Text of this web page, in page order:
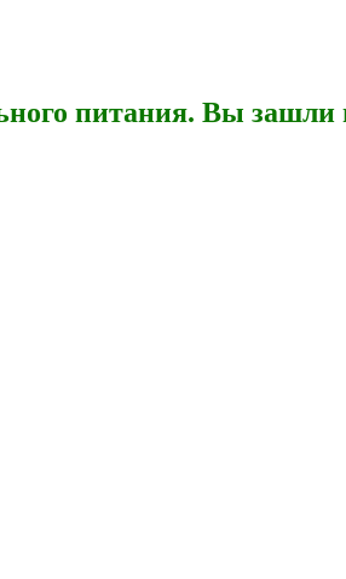
питания. Вы